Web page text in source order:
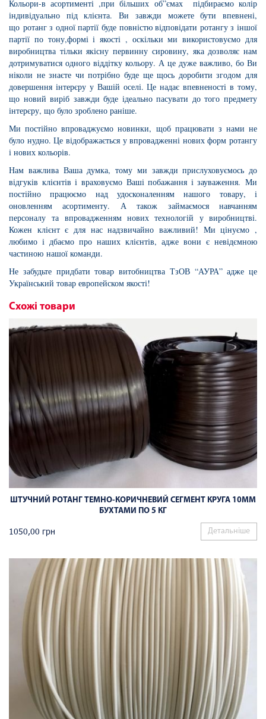
Кольори-в асортименті ,при більших об”ємах підбираємо колір
індивідуально під клієнта. Ви завжди можете бути впевнені,
що ротанг з одної партії буде повністю відповідати ротангу з іншої
партії по тону,формі і якості , оскільки ми використовуємо для
виробництва тільки якісну первинну сировину, яка дозволяє нам
дотримуватися одного віддітку кольору. А це дуже важливо, бо Ви
ніколи не знаєте чи потрібно буде ще щось доробити згодом для
довершення інтерєру у Вашій оселі. Це надає впевненості в тому,
що новий виріб завжди буде ідеально пасувати до того предмету
інтерєру, що було зроблено раніше.
Ми постійно впроваджуємо новинки, щоб працювати з нами не
було нудно. Це відображається у впровадженні нових форм ротангу
і нових кольорів.
Нам важлива Ваша думка, тому ми завжди прислуховуємось до
відгуків клієнтів і враховуємо Ваші побажання і зауваження. Ми
постійно працюємо над удосконаленням нашого товару, і
оновленням асортименту. А також займаємося навчанням
персоналу та впровадженням нових технологій у виробництві.
Кожен клієнт є для нас надзвичайно важливий! Ми цінуємо ,
любимо і дбаємо про наших клієнтів, адже вони є невідємною
частиною нашої команди.
Не забудьте придбати товар витобництва ТзОВ “АУРА” адже це
Український товар европейском якості!
Схожі товари
ШТУЧНИЙ РОТАНГ ТЕМНО-КОРИЧНЕВИЙ СЕГМЕНТ КРУГА 10ММ
БУХТАМИ ПО 5 КГ
1050,00 грн Детальніше